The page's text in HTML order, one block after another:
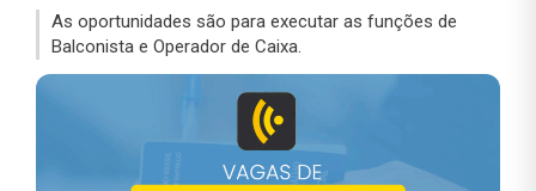
As oportunidades são para executar as funções de
Balconista e Operador de Caixa.